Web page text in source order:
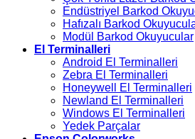
Endüstriyel Barkod
Hafızalı Barkod
Modül Barkod Okuyucular
El Terminalleri
Android El Terminalleri
Zebra El Terminalleri
Honeywell El Terminalleri
Newland El Terminalleri
Windows El Terminalleri
Yedek Parçalar